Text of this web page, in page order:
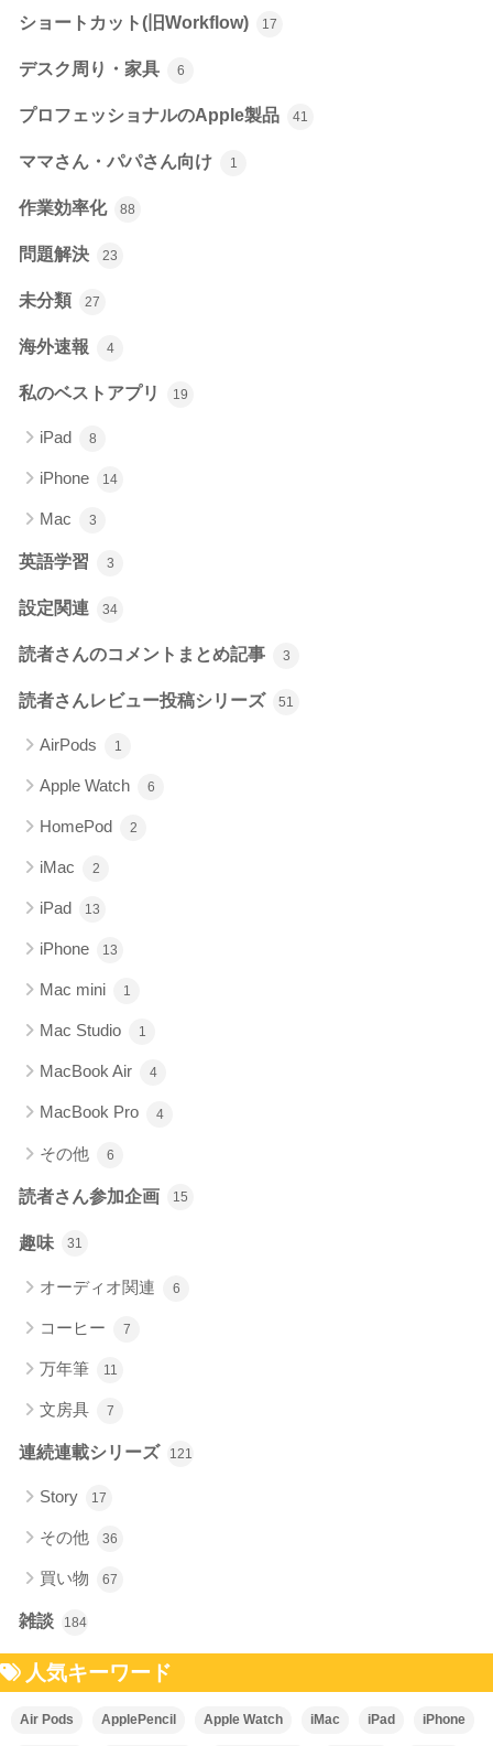
ショートカット(旧Workflow) 17
デスク周り・家具 6
プロフェッショナルのApple製品 41
ママさん・パパさん向け 1
作業効率化 88
問題解決 23
未分類 27
海外速報 4
私のベストアプリ 19
iPad 8
iPhone 14
Mac 3
英語学習 3
設定関連 34
読者さんのコメントまとめ記事 3
読者さんレビュー投稿シリーズ 51
AirPods 1
Apple Watch 6
HomePod 2
iMac 2
iPad 13
iPhone 13
Mac mini 1
Mac Studio 1
MacBook Air 4
MacBook Pro 4
その他 6
読者さん参加企画 15
趣味 31
オーディオ関連 6
コーヒー 7
万年筆 11
文房具 7
連続連載シリーズ 121
Story 17
その他 36
買い物 67
雑談 184
人気キーワード
Air Pods ApplePencil Apple Watch iMac iPad iPhone